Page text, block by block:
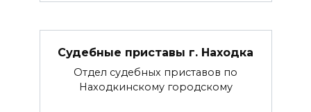
Судебные приставы г. Находка
Отдел судебных приставов по
Находкинскому городскому